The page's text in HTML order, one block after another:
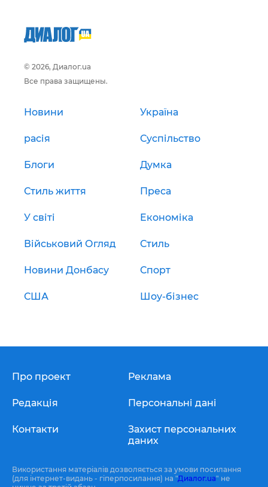
© 2026, Диалог.ua
Все права защищены.
Новини Україна
расія Суспільство
Блоги Думка
Стиль життя Преса
У світі Економіка
Військовий Огляд Стиль
Новини Донбасу Спорт
США Шоу-бізнес
Про проект
Редакція
Контакти
Реклама
Персональні дані
Захист персональних
даних
Використання матеріалів дозволяється за умови посилання
(для інтернет-видань - гіперпосилання) на "Диалог.ua" не